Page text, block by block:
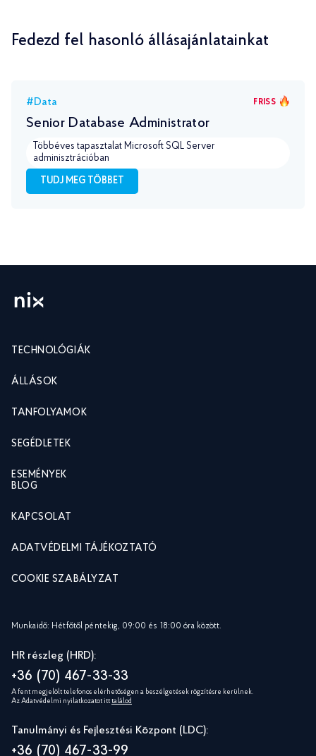
Fedezd fel hasonló állásajánlatainkat
FRISS
#Data
Senior Database Administrator
Többéves tapasztalat Microsoft SQL Server
adminisztrációban
TUDJ MEG TÖBBET
TECHNOLÓGIÁK
ÁLLÁSOK
TANFOLYAMOK
SEGÉDLETEK
ESEMÉNYEK
BLOG
KAPCSOLAT
ADATVÉDELMI TÁJÉKOZTATÓ
COOKIE SZABÁLYZAT
Munkaidő: Hétfőtől péntekig, 09:00 és 18:00 óra között.
HR részleg (HRD):
+36 (70) 467-33-33
A fent megjelölt telefonos elérhetőségen a beszélgetések rögzítésre kerülnek.
Az Adatvédelmi nyilatkozatot itt találod
Tanulmányi és Fejlesztési Központ (LDC):
+36 (70) 467-33-99